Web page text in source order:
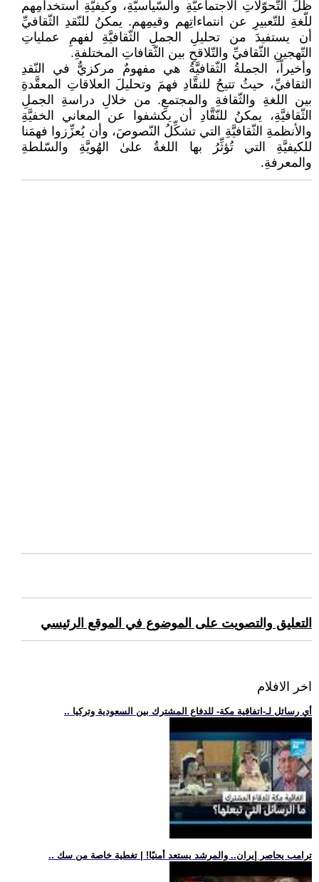
ظلِّ التّحوّلاتِ الاجتماعيَّةِ والسّياسيَّةِ، وكيفيَّةِ استخدامِهم
للّغةِ للتّعبيرِ عن انتماءاتِهم وقيمِهم. يمكنُ للنّقدِ الثّقافيِّ
أن يستفيدَ من تحليلِ الجملِ الثّقافيَّةِ لفهمِ عملياتِ
التّهجينِ الثّقافيِّ والتّلاقحِ بين الثّقافاتِ المختلفةِ.
وأخيراً، الجملةُ الثّقافيَّةُ هي مفهومٌ مركزيٌّ في النّقدِ
الثقافيِّ، حيثُ تتيحُ للنقَّادِ فهمَ وتحليلَ العلاقاتِ المعقَّدةِ
بين اللغةِ والثّقافةِ والمجتمعِ. من خلالِ دراسةِ الجملِ
الثّقافيَّةِ، يمكنُ للنّقَّادِ أن يكشفوا عن المعاني الخفيَّةِ
والأنظمةِ الثّقافيَّةِ التي تشكِّلُ النّصوصَ، وأن يُعزِّزوا فهمَنا
للكيفيَّةِ التي تُؤثِّرُ بها اللغةُ علىٰ الهُويَّةِ والسّلطةِ
والمعرفةِ.
التعليق والتصويت على الموضوع في الموقع الرئيسي
اخر الافلام
.. أي رسائل لـ-اتفاقية مكة- للدفاع المشترك بين السعودية وتركيا
.. ترامب يحاصر إيران.. والمرشد يستعد أمنيًا! | تغطية خاصة من سك